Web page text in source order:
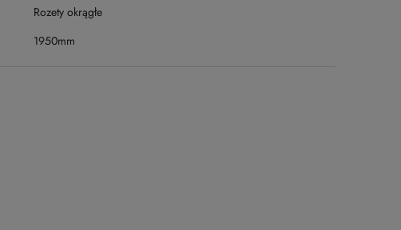
Rozety okrągłe
1950mm